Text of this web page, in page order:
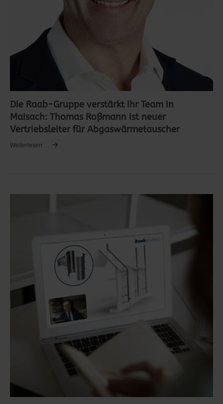
Die Raab-Gruppe verstärkt ihr Team in
Maisach: Thomas Roßmann ist neuer
Vertriebsleiter für Abgaswärmetauscher
Weiterlesen …